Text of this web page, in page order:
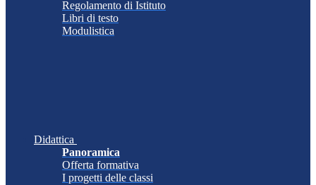
Regolamento di Istituto
Libri di testo
Modulistica
Didattica
Panoramica
Offerta formativa
I progetti delle classi